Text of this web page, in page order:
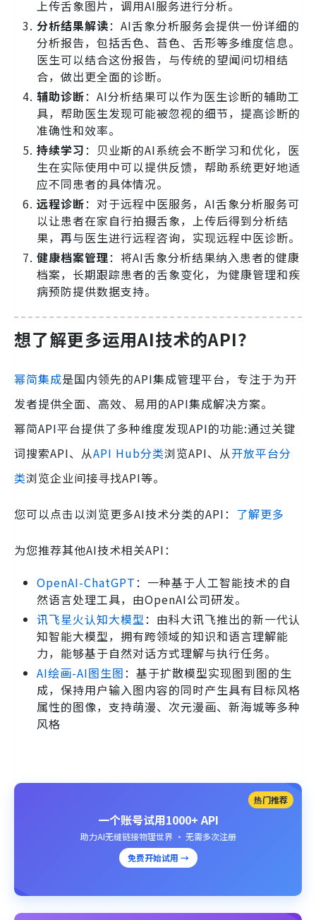
上传舌象图片，调用AI服务进行分析。
分析结果解读：AI舌象分析服务会提供一份详细的
分析报告，包括舌色、苔色、舌形等多维度信息。
医生可以结合这份报告，与传统的望闻问切相结
合，做出更全面的诊断。
辅助诊断：AI分析结果可以作为医生诊断的辅助工
具，帮助医生发现可能被忽视的细节，提高诊断的
准确性和效率。
持续学习：贝业斯的AI系统会不断学习和优化，医
生在实际使用中可以提供反馈，帮助系统更好地适
应不同患者的具体情况。
远程诊断：对于远程中医服务，AI舌象分析服务可
以让患者在家自行拍摄舌象，上传后得到分析结
果，再与医生进行远程咨询，实现远程中医诊断。
健康档案管理：将AI舌象分析结果纳入患者的健康
档案，长期跟踪患者的舌象变化，为健康管理和疾
病预防提供数据支持。
想了解更多运用AI技术的API？
幂简集成是国内领先的API集成管理平台，专注于为开
发者提供全面、高效、易用的API集成解决方案。
幂简API平台提供了多种维度发现API的功能:通过关键
词搜索API、从API Hub分类浏览API、从开放平台分
类浏览企业间接寻找API等。
您可以点击以浏览更多AI技术分类的API： 了解更多
为您推荐其他AI技术相关API：
OpenAI-ChatGPT：一种基于人工智能技术的自
然语言处理工具，由OpenAI公司研发。
讯飞星火认知大模型：由科大讯飞推出的新一代认
知智能大模型，拥有跨领域的知识和语言理解能
力，能够基于自然对话方式理解与执行任务。
AI绘画-AI图生图：基于扩散模型实现图到图的生
成，保持用户输入图内容的同时产生具有目标风格
属性的图像，支持萌漫、次元漫画、新海城等多种
风格
热门推荐
一个账号试用1000+ API
助力AI无缝链接物理世界 · 无需多次注册
免费开始试用 →